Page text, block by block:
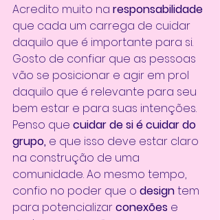
Acredito muito na responsabilidade
que cada um carrega de cuidar
daquilo que é importante para si.
Gosto de confiar que as pessoas
vão se posicionar e agir em prol
daquilo que é relevante para seu
bem estar e para suas intenções.
Penso que cuidar de si é cuidar do
grupo, e que isso deve estar claro
na construção de uma
comunidade. Ao mesmo tempo,
confio no poder que o design tem
para potencializar conexões e